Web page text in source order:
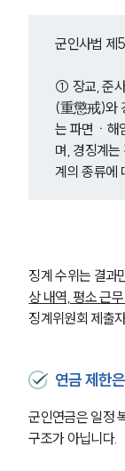
군인사법 제
① 장교, 준사
(重懲戒)와
는 파면ㆍ해
며, 경징계
계의 종류에
징계 수위는 결과
상 내역, 평소 근
징계위원회 제출
연금 제한
군인연금은 일정
구조가 아닙니다.